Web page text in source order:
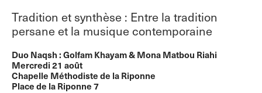
Tradition et synthèse : Entre la tradition
persane et la musique contemporaine
Duo Naqsh : Golfam Khayam & Mona ​Matbou​ ​Riahi
Mercredi 21 août
Chapelle Méthodiste de la Riponne
Place de la Riponne 7